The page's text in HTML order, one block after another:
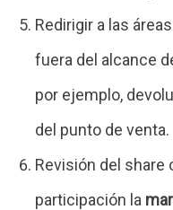
Redirigir a las
fuera del alcance
por ejemplo,
del punto de venta.
Revisión del share
participación la